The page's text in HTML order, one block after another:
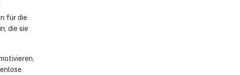
für die
die sie